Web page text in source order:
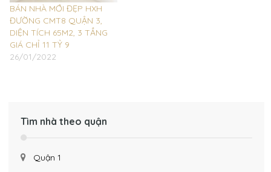
BÁN NHÀ MỚI ĐẸP HXH
ĐƯỜNG CMT8 QUẬN 3,
DIỆN TÍCH 65M2, 3 TẦNG
GIÁ CHỈ 11 TỶ 9
26/01/2022
Tìm nhà theo quận
Quận 1